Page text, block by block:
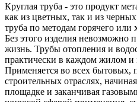
Круглая труба - это продукт
как из цветных, так и из
труба по методам горячего
Без этого изделия невозможно
жизнь. Трубы отопления и
практически в каждом жилом и
Применяется во всех бытовых,
строительных отраслях,
площадке и заканчивая